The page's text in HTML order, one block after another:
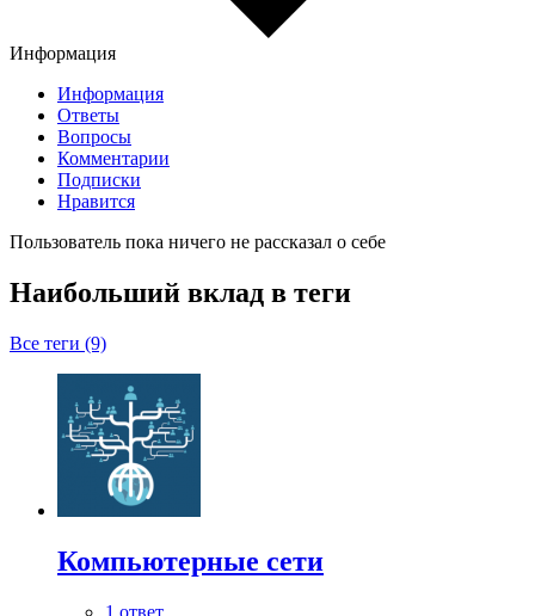
Информация
Информация
Ответы
Вопросы
Комментарии
Подписки
Нравится
Пользователь пока ничего не рассказал о себе
Наибольший вклад в теги
Все теги (9)
Компьютерные сети
1 ответ